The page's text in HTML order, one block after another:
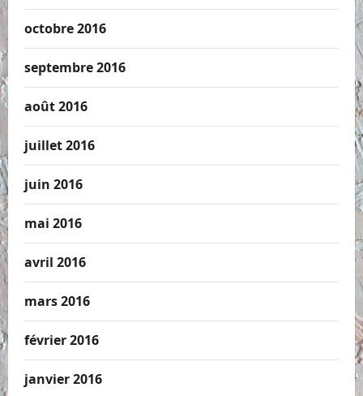
octobre 2016
septembre 2016
août 2016
juillet 2016
juin 2016
mai 2016
avril 2016
mars 2016
février 2016
janvier 2016